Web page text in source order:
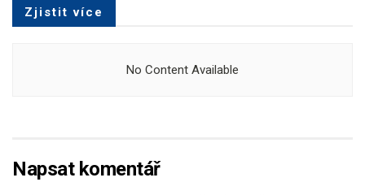
Zjistit více
No Content Available
Napsat komentář